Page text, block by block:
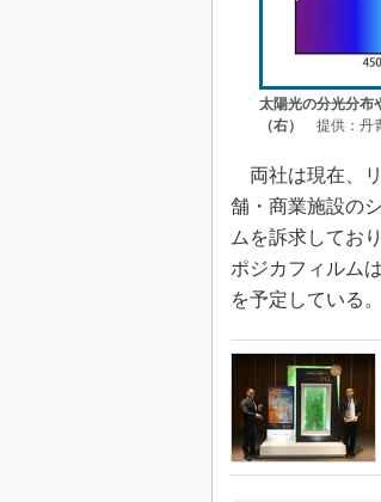
太陽光の分光分布
（右）
提供：丹
両社は現在、
舗・商業施設の
ムを訴求してお
ポジカフィルム
を予定している。